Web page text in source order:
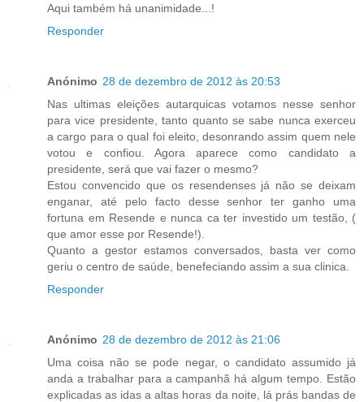
Aqui também há unanimidade...!
Responder
Anónimo 28 de dezembro de 2012 às 20:53
Nas ultimas eleições autarquicas votamos nesse senhor
para vice presidente, tanto quanto se sabe nunca exerceu
a cargo para o qual foi eleito, desonrando assim quem nele
votou e confiou. Agora aparece como candidato a
presidente, será que vai fazer o mesmo?
Estou convencido que os resendenses já não se deixam
enganar, até pelo facto desse senhor ter ganho uma
fortuna em Resende e nunca ca ter investido um testão, (
que amor esse por Resende!).
Quanto a gestor estamos conversados, basta ver como
geriu o centro de saúde, benefeciando assim a sua clinica.
Responder
Anónimo 28 de dezembro de 2012 às 21:06
Uma coisa não se pode negar, o candidato assumido já
anda a trabalhar para a campanhã há algum tempo. Estão
explicadas as idas a altas horas da noite, lá prás bandas de